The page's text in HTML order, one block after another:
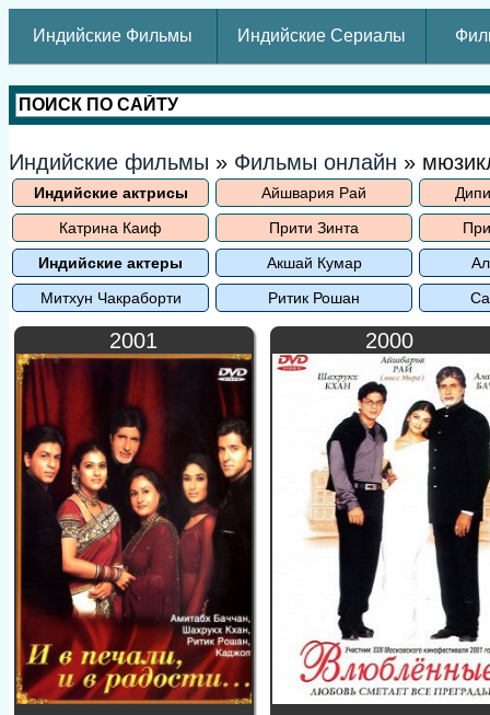
Индийские Фильмы Индийские Сериалы
Индийские фильмы » Фильмы онлайн »
Индийские актрисы Айшвария Рай
Катрина Каиф
Прити Зинта
Индийские актеры
Акшай Кумар
Митхун Чакраборти
Ритик Рошан
2001 2000